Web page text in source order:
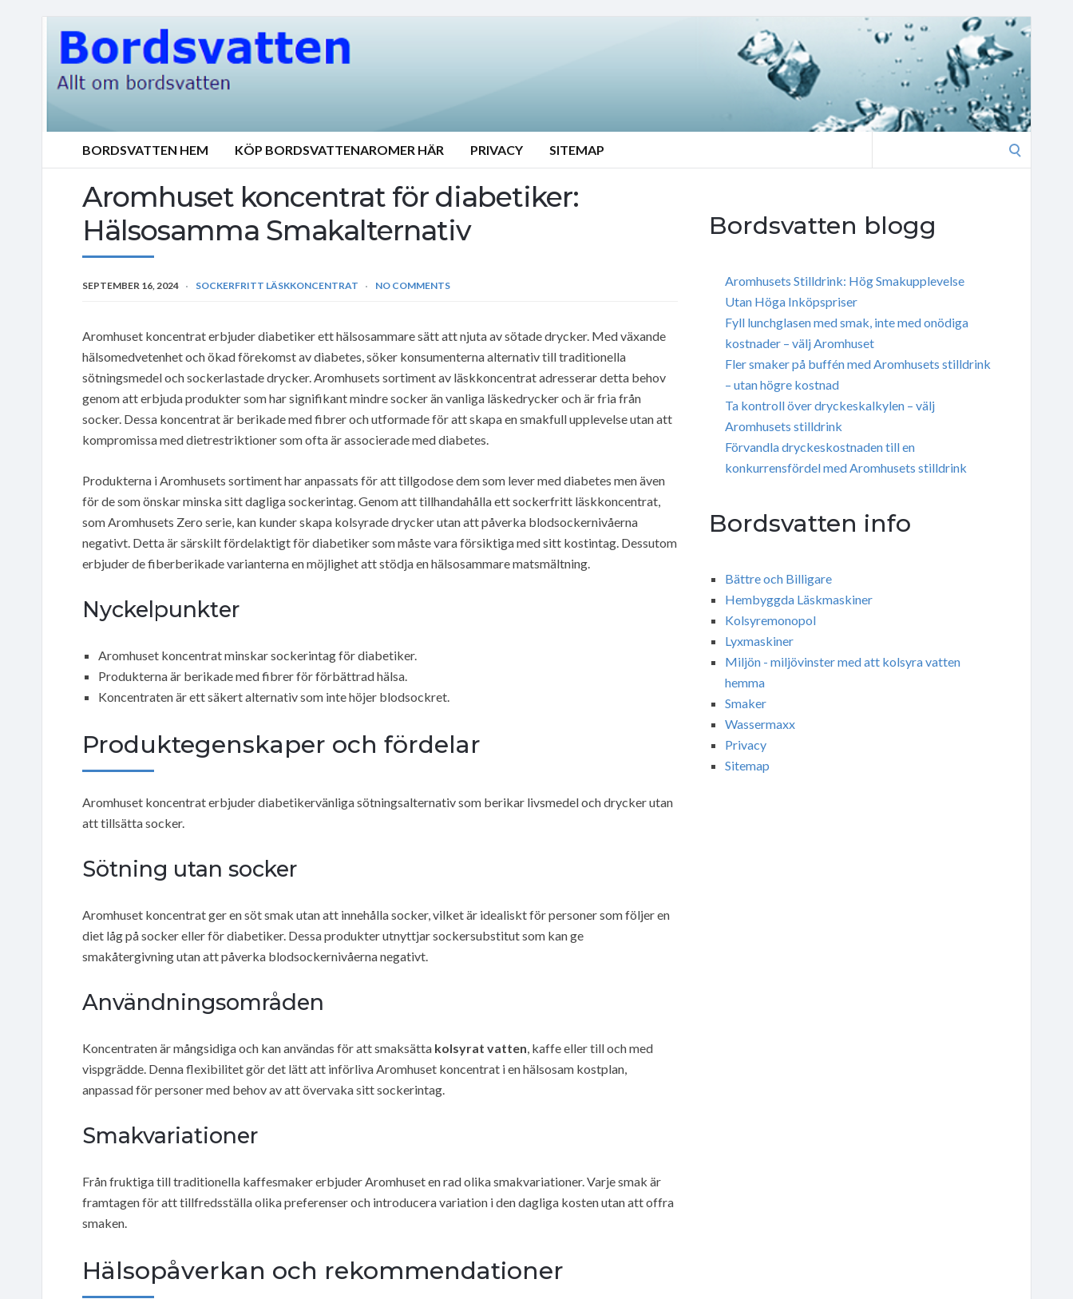
BORDSVATTEN HEM KÖP BORDSVATTENAROMER HÄR PRIVACY SITEMAP
Aromhuset koncentrat för diabetiker:
Hälsosamma Smakalternativ
SEPTEMBER 16, 2024 SOCKERFRITT LÄSKKONCENTRAT NO COMMENTS
Aromhuset koncentrat erbjuder diabetiker ett hälsosammare sätt att njuta av sötade drycker. Med växande
hälsomedvetenhet och ökad förekomst av diabetes, söker konsumenterna alternativ till traditionella
sötningsmedel och sockerlastade drycker. Aromhusets sortiment av läskkoncentrat adresserar detta behov
genom att erbjuda produkter som har signifikant mindre socker än vanliga läskedrycker och är fria från
socker. Dessa koncentrat är berikade med fibrer och utformade för att skapa en smakfull upplevelse utan att
kompromissa med dietrestriktioner som ofta är associerade med diabetes.
Produkterna i Aromhusets sortiment har anpassats för att tillgodose dem som lever med diabetes men även
för de som önskar minska sitt dagliga sockerintag. Genom att tillhandahålla ett sockerfritt läskkoncentrat,
som Aromhusets Zero serie, kan kunder skapa kolsyrade drycker utan att påverka blodsockernivåerna
negativt. Detta är särskilt fördelaktigt för diabetiker som måste vara försiktiga med sitt kostintag. Dessutom
erbjuder de fiberberikade varianterna en möjlighet att stödja en hälsosammare matsmältning.
Nyckelpunkter
Aromhuset koncentrat minskar sockerintag för diabetiker.
Produkterna är berikade med fibrer för förbättrad hälsa.
Koncentraten är ett säkert alternativ som inte höjer blodsockret.
Produktegenskaper och fördelar
Aromhuset koncentrat erbjuder diabetikervänliga sötningsalternativ som berikar livsmedel och drycker utan
att tillsätta socker.
Sötning utan socker
Aromhuset koncentrat ger en söt smak utan att innehålla socker, vilket är idealiskt för personer som följer en
diet låg på socker eller för diabetiker. Dessa produkter utnyttjar sockersubstitut som kan ge
smakåtergivning utan att påverka blodsockernivåerna negativt.
Användningsområden
Koncentraten är mångsidiga och kan användas för att smaksätta kolsyrat vatten, kaffe eller till och med
vispgrädde. Denna flexibilitet gör det lätt att införliva Aromhuset koncentrat i en hälsosam kostplan,
anpassad för personer med behov av att övervaka sitt sockerintag.
Smakvariationer
Från fruktiga till traditionella kaffesmaker erbjuder Aromhuset en rad olika smakvariationer. Varje smak är
framtagen för att tillfredsställa olika preferenser och introducera variation i den dagliga kosten utan att offra
smaken.
Hälsopåverkan och rekommendationer
Bordsvatten blogg
Aromhusets Stilldrink: Hög Smakupplevelse
Utan Höga Inköpspriser
Fyll lunchglasen med smak, inte med onödiga
kostnader – välj Aromhuset
Fler smaker på buffén med Aromhusets stilldrink
– utan högre kostnad
Ta kontroll över dryckeskalkylen – välj
Aromhusets stilldrink
Förvandla dryckeskostnaden till en
konkurrensfördel med Aromhusets stilldrink
Bordsvatten info
Bättre och Billigare
Hembyggda Läskmaskiner
Kolsyremonopol
Lyxmaskiner
Miljön - miljövinster med att kolsyra vatten
hemma
Smaker
Wassermaxx
Privacy
Sitemap